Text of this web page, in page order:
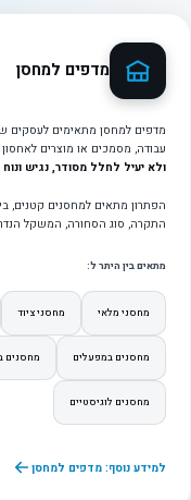
מדפים למחסן
מדפים למחסן מתאימים לעסקים
עבודה, מסמכים או מוצרים
ולא יעיל לחלל מסודר, נגיש
הפתרון מתאים למחסנים קטנים,
התקרה, סוג הסחורה, המשקל
מתאים בין היתר ל:
מחסני מלאי מחסני ציוד
מחסנים במפעלים מחסנים
מחסנים לוגיסטיים
למידע נוסף: מדפים למחסן